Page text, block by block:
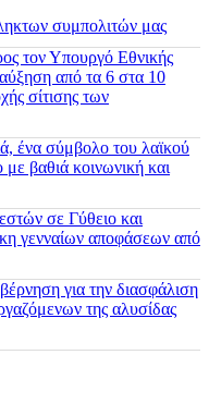
συμπολιτών μας
τον Υπουργό Εθνικής
από τα 6 στα 10
σίτισης των
ένα σύμβολο του λαϊκού
βαθιά κοινωνική και
σε Γύθειο και
γενναίων αποφάσεων από
για την διασφάλιση
της αλυσίδας